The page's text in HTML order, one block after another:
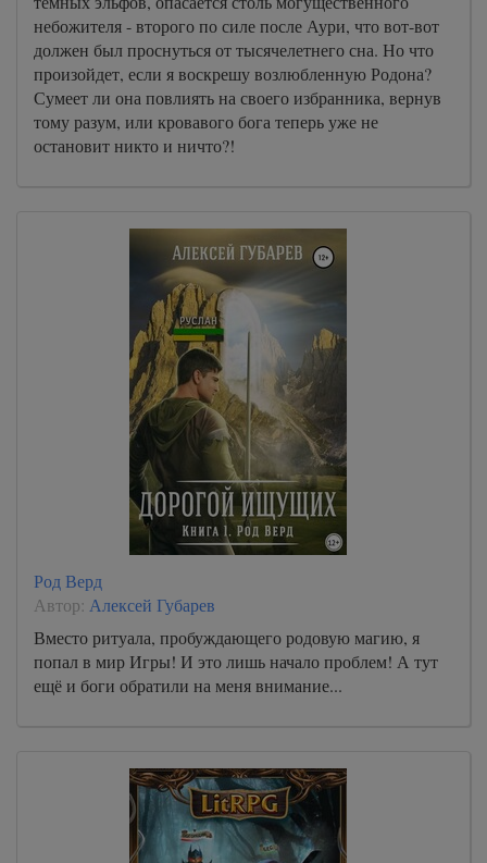
небожителя - второго по силе после Аури, что вот-вот
должен был проснуться от тысячелетнего сна. Но что
произойдет, если я воскрешу возлюбленную Родона?
Сумеет ли она повлиять на своего избранника, вернув
тому разум, или кровавого бога теперь уже не
остановит никто и ничто?!
Род Верд
Автор: Алексей Губарев
Вместо ритуала, пробуждающего родовую магию, я
попал в мир Игры! И это лишь начало проблем! А тут
ещё и боги обратили на меня внимание...